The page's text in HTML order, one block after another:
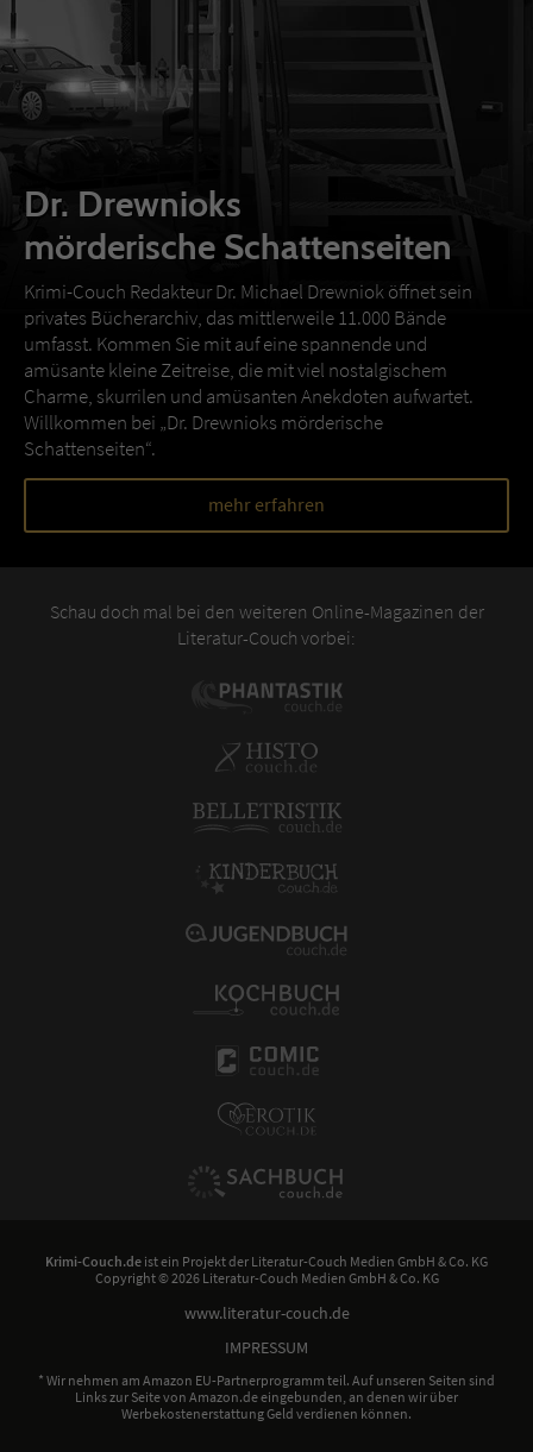
Dr. Drewnioks
mörderische Schattenseiten
Krimi-Couch Redakteur Dr. Michael Drewniok öffnet sein
privates Bücherarchiv, das mittlerweile 11.000 Bände
umfasst. Kommen Sie mit auf eine spannende und
amüsante kleine Zeitreise, die mit viel nostalgischem
Charme, skurrilen und amüsanten Anekdoten aufwartet.
Willkommen bei „Dr. Drewnioks mörderische
Schattenseiten“.
mehr erfahren
Schau doch mal bei den weiteren Online-Magazinen der
Literatur-Couch vorbei:
Krimi-Couch.de ist ein Projekt der Literatur-Couch Medien GmbH & Co. KG
Copyright © 2026 Literatur-Couch Medien GmbH & Co. KG
www.literatur-couch.de
IMPRESSUM
* Wir nehmen am Amazon EU-Partnerprogramm teil. Auf unseren Seiten sind
Links zur Seite von Amazon.de eingebunden, an denen wir über
Werbekostenerstattung Geld verdienen können.